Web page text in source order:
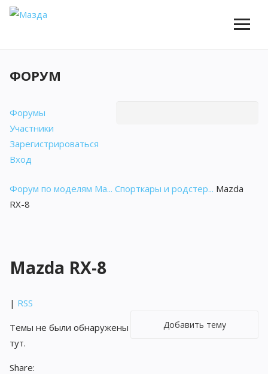
ФОРУМ
Форумы
Участники
Зарегистрироваться
Вход
Форум по моделям Ma... Спорткары и родстер... Mazda
RX-8
Mazda RX-8
| RSS
Добавить тему
Темы не были обнаружены
тут.
Share: